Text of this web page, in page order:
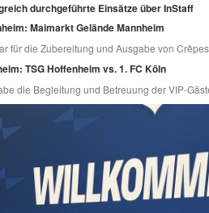
durchgeführte Einsätze über InStaff
Maimarkt Gelände Mannheim
für die Zubereitung und Ausgabe von
TSG Hoffenheim vs. 1. FC Köln
die Begleitung und Betreuung der VIP-